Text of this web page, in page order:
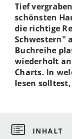
Tief
schönsten
die richtige
Schwestern"
Buchreihe
wiederholt
Charts. In
lesen